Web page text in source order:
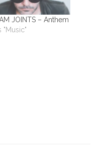
JOINTS – Anthem
"Music"